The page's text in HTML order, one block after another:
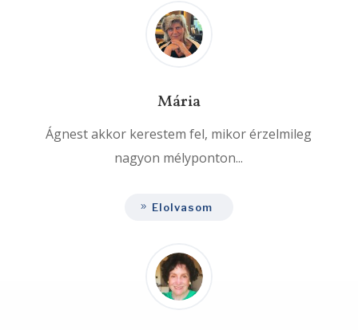
Mária
Ágnest akkor kerestem fel, mikor érzelmileg
nagyon mélyponton...
Elolvasom